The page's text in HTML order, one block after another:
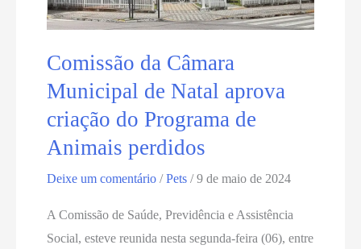
Civil
quando
houver
tratos
em
animais
Comissão da Câmara
Municipal de Natal aprova
criação do Programa de
Animais perdidos
Deixe um comentário /Pets /9 de maio de 2024
A Comissão de Saúde, Previdência e Assistência
Social, esteve reunida nesta segunda-feira (06), entre